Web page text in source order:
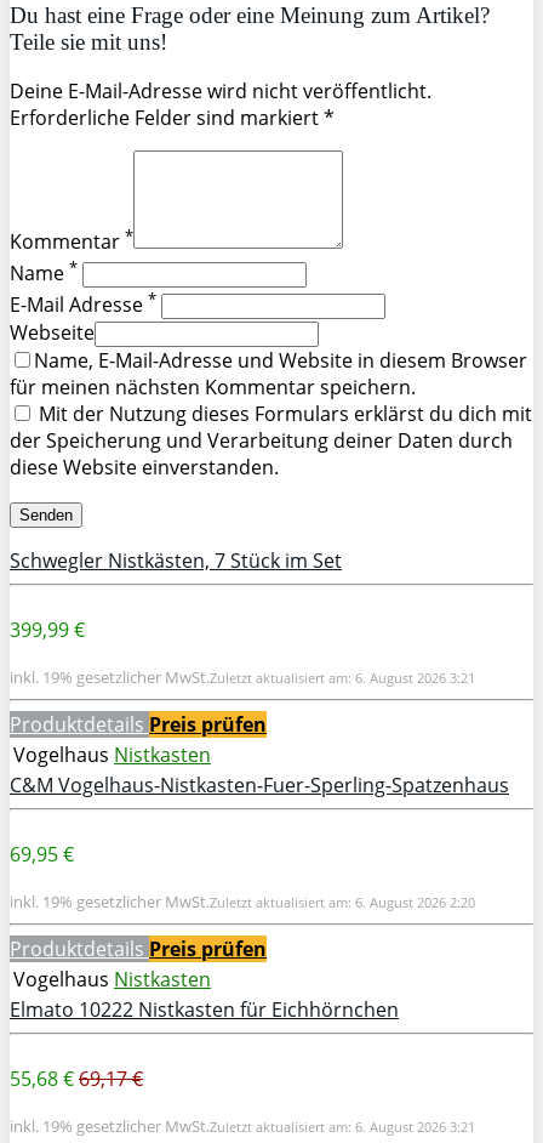
Du hast eine Frage oder eine Meinung zum Artikel?
Teile sie mit uns!
Deine E-Mail-Adresse wird nicht veröffentlicht.
Erforderliche Felder sind markiert *
Kommentar *
Name *
E-Mail Adresse *
Webseite
Name, E-Mail-Adresse und Website in diesem Browser
für meinen nächsten Kommentar speichern.
Mit der Nutzung dieses Formulars erklärst du dich mit
der Speicherung und Verarbeitung deiner Daten durch
diese Website einverstanden.
Schwegler Nistkästen, 7 Stück im Set
399,99 €
inkl. 19% gesetzlicher MwSt.Zuletzt aktualisiert am: 6. August 2026 3:21
Produktdetails Preis prüfen
Vogelhaus Nistkasten
C&M Vogelhaus-Nistkasten-Fuer-Sperling-Spatzenhaus
69,95 €
inkl. 19% gesetzlicher MwSt.Zuletzt aktualisiert am: 6. August 2026 2:20
Produktdetails Preis prüfen
Vogelhaus Nistkasten
Elmato 10222 Nistkasten für Eichhörnchen
55,68 €69,17 €
inkl. 19% gesetzlicher MwSt.Zuletzt aktualisiert am: 6. August 2026 3:21